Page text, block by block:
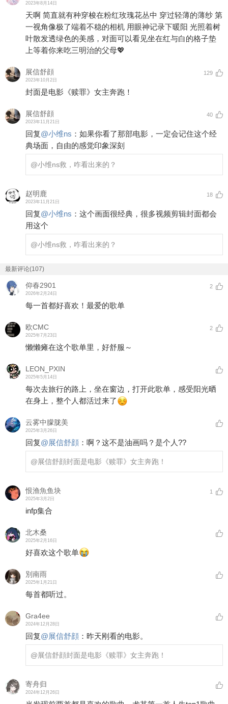
2023年8月14日
天啊 简直就有种穿梭在粉红玫瑰花丛中 穿过轻薄的薄纱 第
一视角像极了端着不稳的相机 用眼神记录下暖阳 光照着树
叶散发透绿色的美感，对面可以看见坐在红与白的格子垫
上等着你来吃三明治的父母💖
展信舒顔
2023年10月2日
129
封面是电影《赎罪》女主奔跑！
展信舒顔
2023年11月21日
40
回复@小维ns ： 如果你看了那部电影，一定会记住这个经
典场面，自由的感觉印象深刻
@小维ns救，咋看出来的？
赵明鹿
2023年11月21日
18
回复@小维ns ： 这个画面很经典，很多视频剪辑封面都会
用这个
@小维ns救，咋看出来的？
最新评论(107)
仰春2901
2026年2月24日
2
每一首都好喜欢！最爱的歌单
欧CMC
2025年7月23日
2
懒懒瘫在这个歌单里，好舒服～
LEON_PXIN
2025年5月14日
每次去旅行的路上，坐在窗边，打开此歌单，感受阳光晒
在身上，整个人都活过来了
云雾中朦胧美
2025年3月26日
回复@展信舒顔 ： 啊？这不是油画吗？是个人??
@展信舒顔封面是电影《赎罪》女主奔跑！
恨渔魚鱼块
2025年3月2日
1
infp集合
北木桑
2025年2月16日
好喜欢这个歌单
別南雨
2025年1月21日
每首都听过。
Gra4ee
2024年12月28日
回复@展信舒顔 ： 昨天刚看的电影。
@展信舒顔封面是电影《赎罪》女主奔跑！
寄舟归
2024年12月26日